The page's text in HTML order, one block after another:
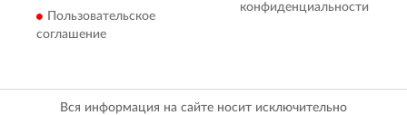
Пользовательское
соглашение
конфиденциальности
Вся информация на сайте носит исключительно